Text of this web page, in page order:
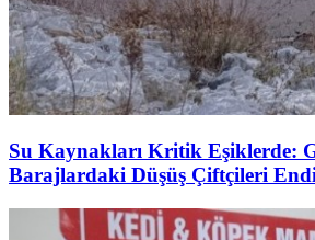
Su Kaynakları Kritik Eşiklerde:
Barajlardaki Düşüş Çiftçileri